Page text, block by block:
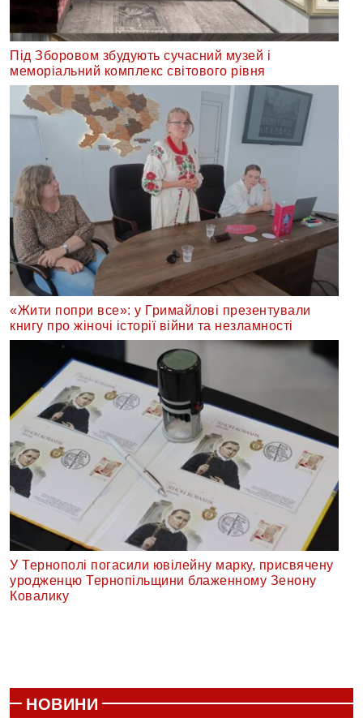
Під Зборовом збудують сучасний музей і
меморіальний комплекс світового рівня
«Жити попри все»: у Гримайлові презентували
книгу про жіночі історії війни та незламності
У Тернополі погасили ювілейну марку, присвячену
уродженцю Тернопільщини блаженному Зенону
Ковалику
НОВИНИ